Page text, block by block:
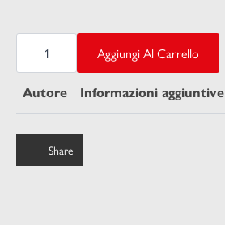
MAENZA
RIVOLTA
DEL
1911
quantità
Aggiungi Al Carrello
Autore Informazioni aggiuntive
Share